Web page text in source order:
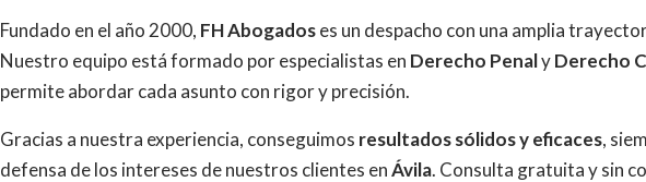
Fundado en el año 2000, FH Abogadoses un despacho con una amplia
Nuestro equipo está formado por especialistas en Derecho PenalyDerecho
permite abordar cada asunto con rigor y precisión.
Gracias a nuestra experiencia, conseguimos resultados sólidos y eficaces,
defensa de los intereses de nuestros clientes enÁvila. Consulta gratuita y sin